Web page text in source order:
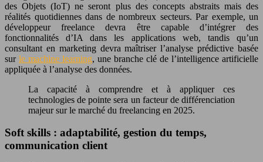
des Objets (IoT) ne seront plus des concepts abstraits mais des
réalités quotidiennes dans de nombreux secteurs. Par exemple, un
développeur freelance devra être capable d’intégrer des
fonctionnalités d’IA dans les applications web, tandis qu’un
consultant en marketing devra maîtriser l’analyse prédictive basée
sur le machine learning, une branche clé de l’intelligence artificielle
appliquée à l’analyse des données.
La capacité à comprendre et à appliquer ces
technologies de pointe sera un facteur de différenciation
majeur sur le marché du freelancing en 2025.
Soft skills : adaptabilité, gestion du temps,
communication client